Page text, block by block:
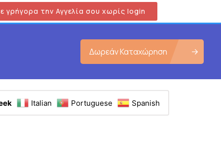
γρήγορα την Αγγελία σου χωρίς login
Δωρεάν Καταχώρηση
Italian Portuguese Spanish